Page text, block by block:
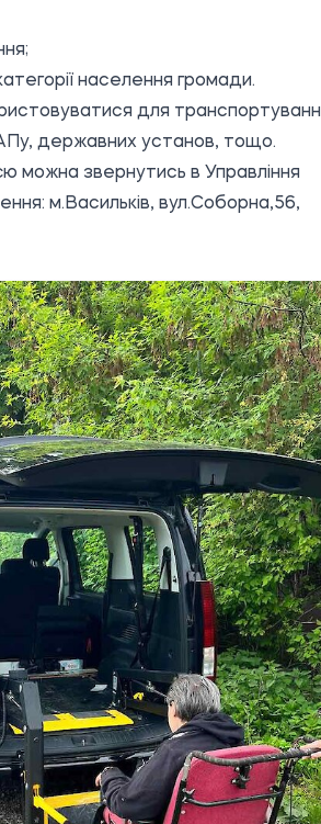
населення громади.
для
державних установ, тощо.
можна звернутись в Управління
м.Васильків, вул.Соборна,56,